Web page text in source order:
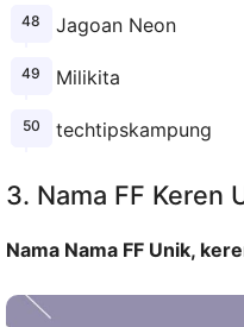
Jagoan Neon
Milikita
techtipskampung
3. Nama FF Keren
Nama Nama FF Unik,